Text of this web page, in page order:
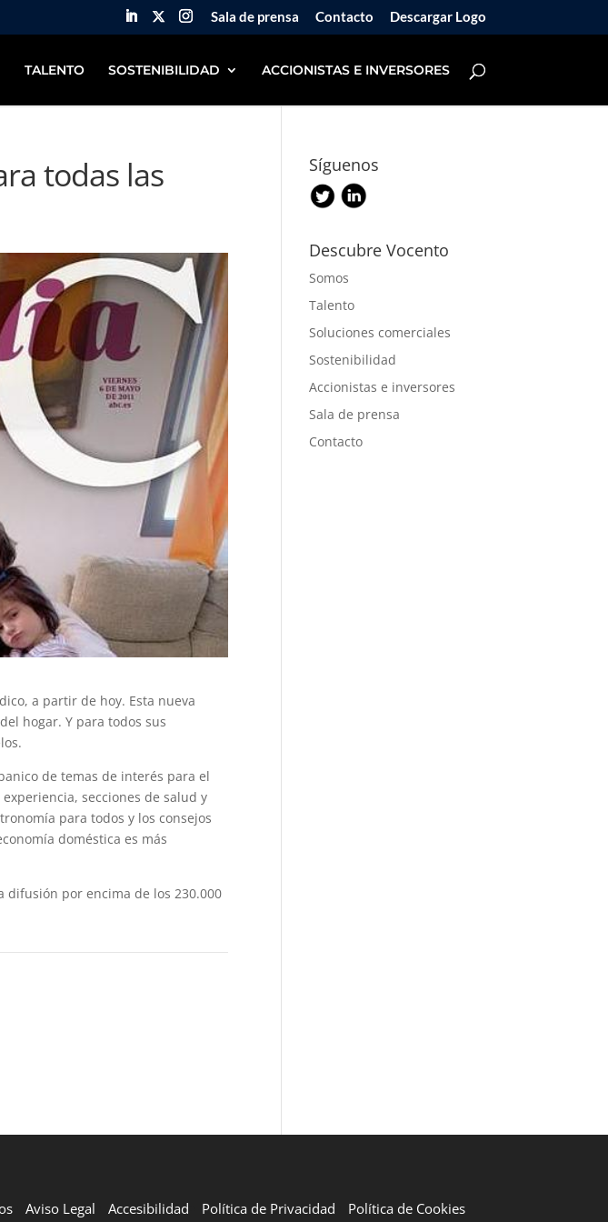
Sala de prensa Contacto Descargar Logo
TALENTO SOSTENIBILIDAD ACCIONISTAS E INVERSORES
todas las
a partir de hoy. Esta nueva
hogar. Y para todos sus
de temas de interés para el
secciones de salud y
para todos y los consejos
doméstica es más
difusión por encima de los 230.000
Síguenos
Descubre Vocento
Somos
Talento
Soluciones comerciales
Sostenibilidad
Accionistas e inversores
Sala de prensa
Contacto
Aviso Legal Accesibilidad Política de Privacidad Política de Cookies